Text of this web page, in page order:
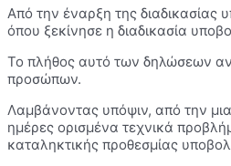
Από την έναρξη της
όπου ξεκίνησε η διαδικασία
Το πλήθος αυτό των δηλώσεων
προσώπων.
Λαμβάνοντας υπόψιν, από την
ημέρες ορισμένα τεχνικά
καταληκτικής προθεσμίας